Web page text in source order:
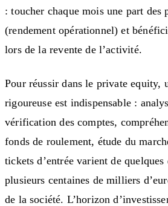
: toucher chaque mois une part des
(rendement opérationnel) et
lors de la revente de l’activité.
Pour réussir dans le private equity,
rigoureuse est indispensable :
vérification des comptes,
fonds de roulement, étude du
tickets d’entrée varient de
plusieurs centaines de milliers
de la société. L’horizon